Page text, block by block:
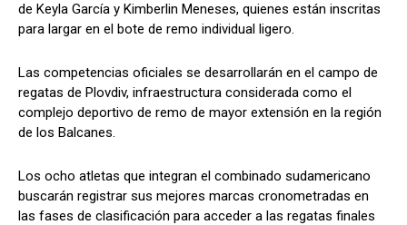
de Keyla García y Kimberlin Meneses, quienes están inscritas
para largar en el bote de remo individual ligero.
Las competencias oficiales se desarrollarán en el campo de
regatas de Plovdiv, infraestructura considerada como el
complejo deportivo de remo de mayor extensión en la región
de los Balcanes.
Los ocho atletas que integran el combinado sudamericano
buscarán registrar sus mejores marcas cronometradas en
las fases de clasificación para acceder a las regatas finales